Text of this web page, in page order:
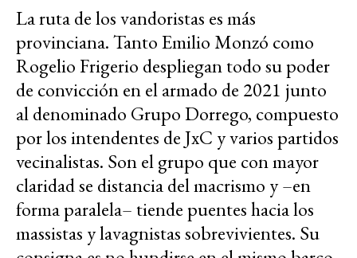
La ruta de los vandoristas es más
provinciana. Tanto Emilio Monzó como
Rogelio Frigerio despliegan todo su poder
de convicción en el armado de 2021 junto
al denominado Grupo Dorrego, compuesto
por los intendentes de JxC y varios partidos
vecinalistas. Son el grupo que con mayor
claridad se distancia del macrismo y –en
forma paralela– tiende puentes hacia los
massistas y lavagnistas sobrevivientes. Su